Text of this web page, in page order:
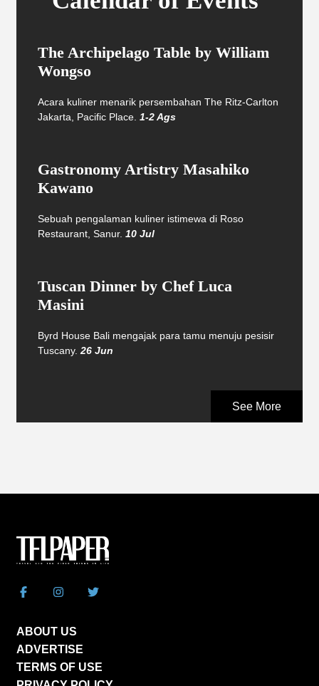
The Archipelago Table by William
Wongso
Acara kuliner menarik persembahan The Ritz-Carlton
Jakarta, Pacific Place. 1-2 Ags
Gastronomy Artistry Masahiko
Kawano
Sebuah pengalaman kuliner istimewa di Roso
Restaurant, Sanur. 10 Jul
Tuscan Dinner by Chef Luca
Masini
Byrd House Bali mengajak para tamu menuju pesisir
Tuscany. 26 Jun
See More
ABOUT US
ADVERTISE
TERMS OF USE